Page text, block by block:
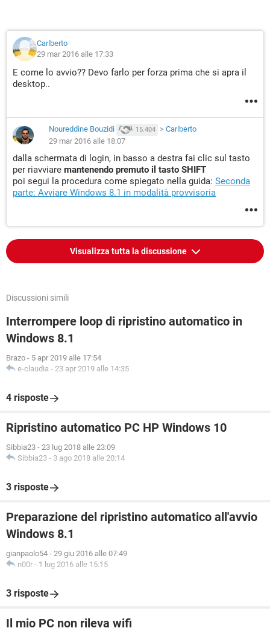
Carlberto
29 mar 2016 alle 17:33
E come lo avvio?? Devo farlo per forza prima che si apra il
desktop..
Noureddine Bouzidi 15.404 > Carlberto
29 mar 2016 alle 18:07
dalla schermata di login, in basso a destra fai clic sul tasto
per riavviare mantenendo premuto il tasto SHIFT
poi segui la procedura come spiegato nella guida: Seconda
parte: Avviare Windows 8.1 in modalità provvisoria
Visualizza tutta la discussione
Discussioni simili
Interrompere loop di ripristino automatico in
Windows 8.1
Brazo - 5 apr 2019 alle 17:54
e-claudia - 23 apr 2019 alle 14:35
4 risposte
Ripristino automatico PC HP Windows 10
Sibbia23 - 23 lug 2018 alle 23:09
Sibbia23 - 3 ago 2018 alle 20:14
3 risposte
Preparazione del ripristino automatico all'avvio
Windows 8.1
gianpaolo54 - 29 giu 2016 alle 07:49
n00r - 1 lug 2016 alle 15:15
3 risposte
Il mio PC non rileva wifi